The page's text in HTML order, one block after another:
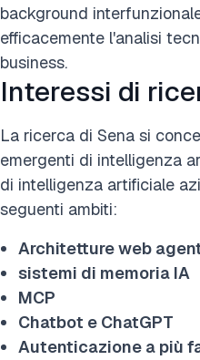
background
efficacemente l'analisi
business.
Interessi di
La ricerca di Sena si
emergenti di intelligenza
di intelligenza artificiale
seguenti ambiti:
Architetture web
sistemi di memoria IA
MCP
Chatbot e ChatGPT
Autenticazione a più